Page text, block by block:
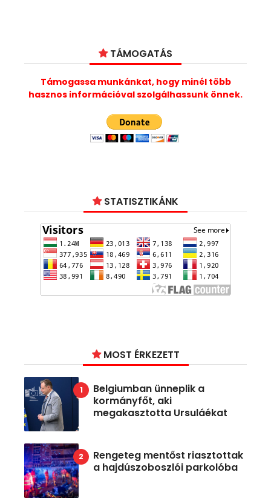
TÁMOGATÁS
Támogassa munkánkat, hogy minél több
hasznos információval szolgálhassunk önnek.
STATISZTIKÁNK
MOST ÉRKEZETT
Belgiumban ünneplik a
kormányfőt, aki
megakasztotta Ursuláékat
Rengeteg mentőst riasztottak
a hajdúszoboszlói parkolóba